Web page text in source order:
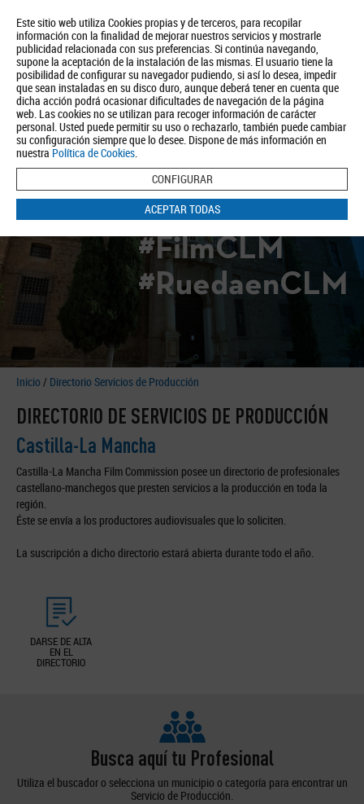
Este sitio web utiliza Cookies propias y de terceros, para recopilar
información con la finalidad de mejorar nuestros servicios y mostrarle
publicidad relacionada con sus preferencias. Si continúa navegando,
supone la aceptación de la instalación de las mismas. El usuario tiene la
posibilidad de configurar su navegador pudiendo, si así lo desea, impedir
que sean instaladas en su disco duro, aunque deberá tener en cuenta que
dicha acción podrá ocasionar dificultades de navegación de la página
web. Las cookies no se utilizan para recoger información de carácter
personal. Usted puede permitir su uso o rechazarlo, también puede cambiar
su configuración siempre que lo desee. Dispone de más información en
nuestra Política de Cookies.
CONFIGURAR
ACEPTAR TODAS
Quiénes somos Turismo Política de Privacidad Aviso Legal
Política de Cookies
BUSCAR
#FilmCLM
#RuedaenCLM
Inicio / Directorio Servicios de Producción
DIRECTORIO DE SERVICIOS DE PRODUCCIÓN
Castilla-La Mancha
Castilla-La Mancha Film Commission posee un directorio de profesionales
castellano-manchegos que presten servicios a la producción en toda la
región.
Éste se envía a los productores audiovisuales que lo soliciten.
La suscripción a dicho directorio estará abierta durante todo el año.
DARSE DE ALTA
EN EL
DIRECTORIO
Busca aquí tu Profesional
Utiliza el buscador o selecciona un municipio o categoría para encontrar un
Servicio de Producción.